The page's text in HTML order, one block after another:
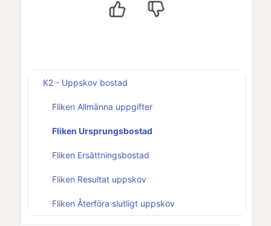
K2 - Uppskov bostad
Fliken Allmänna uppgifter
Fliken Ursprungsbostad
Fliken Ersättningsbostad
Fliken Resultat uppskov
Fliken Återföra slutligt uppskov